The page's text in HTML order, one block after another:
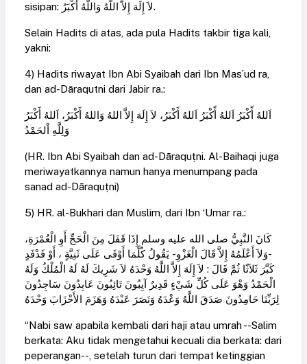
sisipan: لاَ إِلَهَ إِلاَّ اللَّهُ وَاللَّهُ أَكْبَرُ.
Selain Hadits di atas, ada pula Hadits takbir tiga kali,
yakni:
4) Hadits riwayat Ibn Abi Syaibah dari Ibn Mas’ud ra,
dan ad-Dāraqutni dari Jabir ra.:
اَللهُ أًكْبَرُ اَللهُ أًكْبَرُ اَللهُ أَكْبَرُ، لاَ إِلَهَ إِلاَّ اللهُ وَاللهُ أَكْبَرُ، اَللهُ أَكْبَرُ
وَلِلَّهِ اْلحَمْدُ
(HR. Ibn Abi Syaibah dan ad-Dāraquṭni. Al-Baihaqi juga
meriwayatkannya namun hanya menumpang pada
sanad ad-Dāraquṭni)
5) HR. al-Bukhari dan Muslim, dari Ibn ‘Umar ra.:
كَانَ النَّبِيُّ صلى الله عليه وسلم إِذَا قَفَلَ مِنَ الْحَجِّ أَوِ الْعُمْرَةِ،
-وَلاَ أَعْلَمُهُ إِلاَّ قَالَ الْغَزْوِ - يَقُولُ كُلَّمَا أَوْفَى عَلَى ثَنِيَّةٍ ، أَوْ فَدْفَدٍ
كَبَّرَ ثَلاَثًا ثُمَّ قَالَ : لاَ إِلَهَ إِلاَّ اللَّهُ وَحْدَهُ لاَ شَرِيكَ لَهُ لَهُ الْمُلْكُ وَلَهُ
الْحَمْدُ وَهْوَ عَلَى كُلِّ شَيْءٍ قَدِيرٌ آيِبُونَ تَائِبُونَ عَابِدُونَ سَاجِدُونَ
لِرَبِّنَا حَامِدُونَ صَدَقَ اللَّهُ وَعْدَهُ وَنَصَرَ عَبْدَهُ وَهَزَمَ الأَحْزَابَ وَحْدَهُ
“Nabi saw apabila kembali dari haji atau umrah --Salim
berkata: Aku tidak mengetahui kecuali dia berkata: dari
peperangan--, setelah turun dari tempat ketinggian